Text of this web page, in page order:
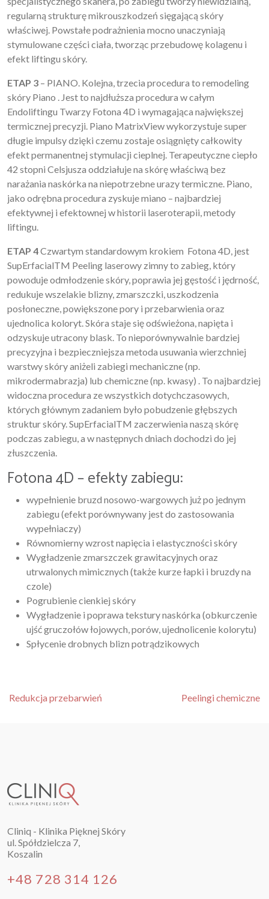
regularną strukturę mikrouszkodzeń sięgającą skóry
właściwej. Powstałe podrażnienia mocno unaczyniają
stymulowane części ciała, tworząc przebudowę kolagenu i
efekt liftingu skóry.
ETAP 3 – PIANO. Kolejna, trzecia procedura to remodeling
skóry Piano . Jest to najdłuższa procedura w całym
Endoliftingu Twarzy Fotona 4D i wymagająca największej
termicznej precyzji. Piano MatrixView wykorzystuje super
długie impulsy dzięki czemu zostaje osiągnięty całkowity
efekt permanentnej stymulacji cieplnej. Terapeutyczne ciepło
42 stopni Celsjusza oddziałuje na skórę właściwą bez
narażania naskórka na niepotrzebne urazy termiczne. Piano,
jako odrębna procedura zyskuje miano – najbardziej
efektywnej i efektownej w historii laseroterapii, metody
liftingu.
ETAP 4Czwartym standardowym krokiem Fotona 4D, jest
SupErfacialTM Peeling laserowy zimny to zabieg, który
powoduje odmłodzenie skóry, poprawia jej gęstość i jędrność,
redukuje wszelakie blizny, zmarszczki, uszkodzenia
posłoneczne, powiększone pory i przebarwienia oraz
ujednolica koloryt. Skóra staje się odświeżona, napięta i
odzyskuje utracony blask. To nieporównywalnie bardziej
precyzyjna i bezpieczniejsza metoda usuwania wierzchniej
warstwy skóry aniżeli zabiegi mechaniczne (np.
mikrodermabrazja) lub chemiczne (np. kwasy) . To najbardziej
widoczna procedura ze wszystkich dotychczasowych,
których głównym zadaniem było pobudzenie głębszych
struktur skóry. SupErfacialTM zaczerwienia naszą skórę
podczas zabiegu, a w następnych dniach dochodzi do jej
złuszczenia.
Fotona 4D – efekty zabiegu:
wypełnienie bruzd nosowo-wargowych już po jednym
zabiegu (efekt porównywany jest do zastosowania
wypełniaczy)
Równomierny wzrost napięcia i elastyczności skóry
Wygładzenie zmarszczek grawitacyjnych oraz
utrwalonych mimicznych (także kurze łapki i bruzdy na
czole)
Pogrubienie cienkiej skóry
Wygładzenie i poprawa tekstury naskórka (obkurczenie
ujść gruczołów łojowych, porów, ujednolicenie kolorytu)
Spłycenie drobnych blizn potrądzikowych
Nawigacja po artykułach
Redukcja przebarwień Peelingi chemiczne
Cliniq - Klinika Pięknej Skóry
ul. Spółdzielcza 7,
Koszalin
+48 728 314 126